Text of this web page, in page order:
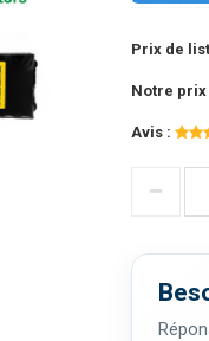
Prix de
Notre prix
Avis :